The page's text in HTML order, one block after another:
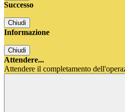
Successo
Chiudi
Informazione
Chiudi
Attendere...
Attendere il completamento